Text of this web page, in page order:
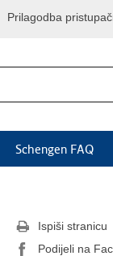
Prilagodba
Schengen FAQ
Ispiši stranicu
Podijeli na